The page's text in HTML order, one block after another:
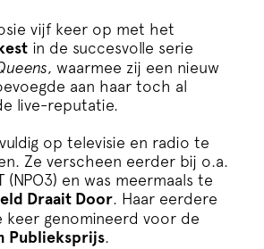
vijf keer op met het
in de succesvolle serie
, waarmee zij een nieuw
aan haar toch al
live-reputatie.
op televisie en radio te
Ze verscheen eerder bij o.a.
(NPO3) en was meermaals te
Draait Door. Haar eerdere
keer genomineerd voor de
Publieksprijs.